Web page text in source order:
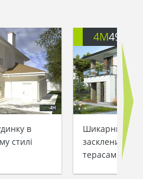
в
стилі
4M499
Шикарний
заскленими
терасами